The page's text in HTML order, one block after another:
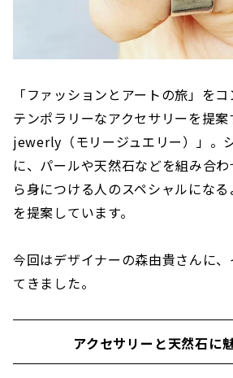
「ファッションとアートの旅」を
テンポラリーなアクセサリーを提
jewerly（モリージュエリー）」。
に、パールや天然石などを組み合
ら身につける人のスペシャルにな
を提案しています。
今回はデザイナーの森由貴さんに
てきました。
アクセサリーと天然石に